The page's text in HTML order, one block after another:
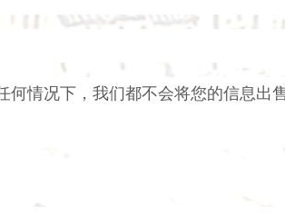
何情况下，我们都不会将您的信息出